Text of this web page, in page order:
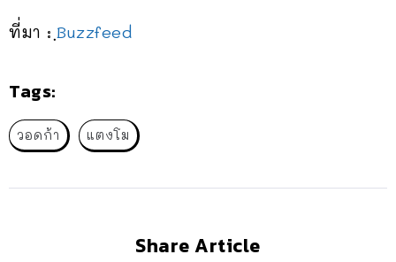
ที่มา : ฺ Buzzfeed
Tags:
วอดก้า แตงโม
Share Article